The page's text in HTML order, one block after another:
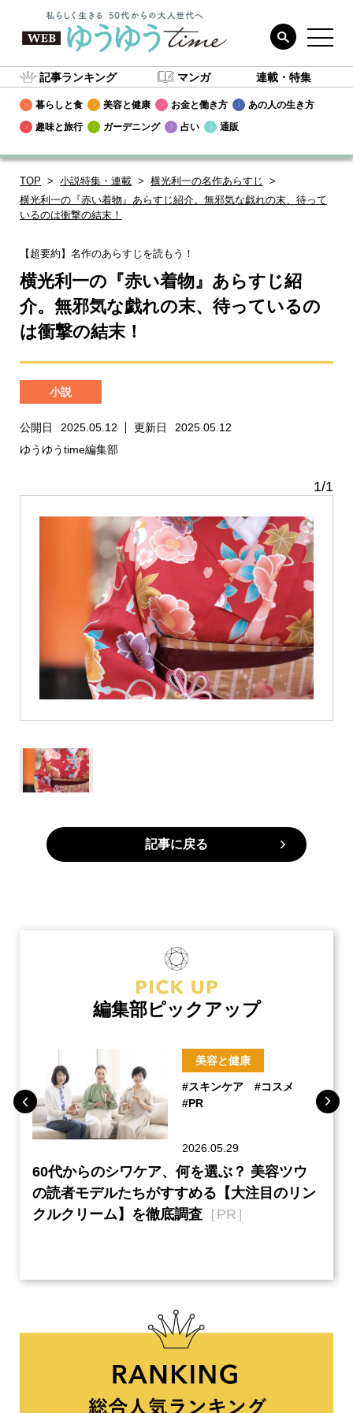
記事ランキング マンガ 連載・特集
暮らしと食 美容と健康 お金と働き方
あの人の生き方
趣味と旅行
ガーデニング 占い 通販
TOP 小説特集・連載
横光利一の名作あらすじ
横光利一の『赤い着物』あらすじ紹介。無邪気な戯れの末、待って
いるのは衝撃の結末！
【超要約】名作のあらすじを読もう！
横光利一の『赤い着物』あらすじ紹
介。無邪気な戯れの末、待っているの
は衝撃の結末！
小説
公開日 2025.05.12 更新日
2025.05.12
ゆうゆうtime編集部
1/1
記事に戻る
編集部ピックアップ
美容と健康
#スキンケア
#コスメ
#PR
2026.05.29
60代からのシワケア、何を選ぶ？ 美容ツウ
の読者モデルたちがすすめる【大注目のリン
クルクリーム】を徹底調査 ［PR］